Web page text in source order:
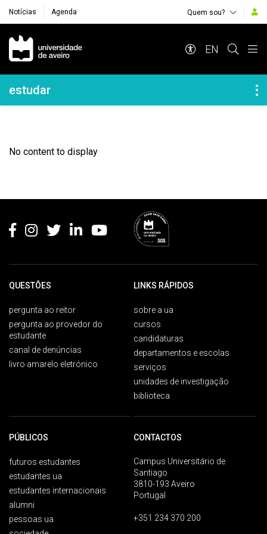
Notícias Agenda Quem sou?
Navegação Principal
EN
Navegação Lateral
estudar
No content to display
QUESTÕES
pergunta ao reitor
pergunta ao provedor do
estudante
canal de denúncias
livro amarelo eletrónico
LINKS RÁPIDOS
sobre a ua
cursos
candidaturas
departamentos e escolas
serviços
unidades de investigação
biblioteca
PÚBLICOS
futuros estudantes
estudantes ua
estudantes internacionais
alumni
pessoas ua
CONTACTOS
Campus Universitário de
Santiago
3810-193 Aveiro
Portugal
+351 234 370 200